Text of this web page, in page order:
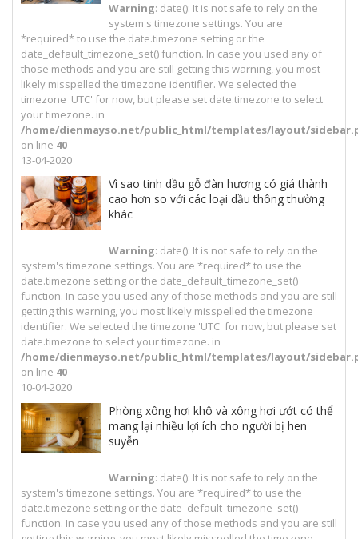
Warning: date(): It is not safe to rely on the
system's timezone settings. You are
*required* to use the date.timezone setting or the
date_default_timezone_set() function. In case you used any of
those methods and you are still getting this warning, you most
likely misspelled the timezone identifier. We selected the
timezone 'UTC' for now, but please set date.timezone to select
your timezone. in
/home/dienmayso.net/public_html/templates/layout/
on line 40
13-04-2020
Vì sao tinh dầu gỗ đàn hương có giá thành
cao hơn so với các loại dầu thông thường
khác
Warning: date(): It is not safe to rely on the
system's timezone settings. You are *required* to use the
date.timezone setting or the date_default_timezone_set()
function. In case you used any of those methods and you are still
getting this warning, you most likely misspelled the timezone
identifier. We selected the timezone 'UTC' for now, but please set
date.timezone to select your timezone. in
/home/dienmayso.net/public_html/templates/layout/
on line 40
10-04-2020
Phòng xông hơi khô và xông hơi ướt có thể
mang lại nhiều lợi ích cho người bị hen
suyễn
Warning: date(): It is not safe to rely on the
system's timezone settings. You are *required* to use the
date.timezone setting or the date_default_timezone_set()
function. In case you used any of those methods and you are still